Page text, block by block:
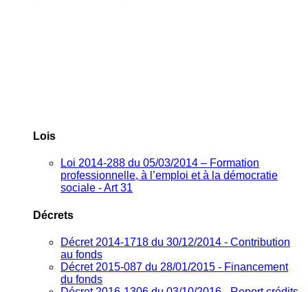
Lois
Loi 2014-288 du 05/03/2014 – Formation
professionnelle, à l’emploi et à la démocratie
sociale - Art 31
Décrets
Décret 2014-1718 du 30/12/2014 - Contribution
au fonds
Décret 2015-087 du 28/01/2015 - Financement
du fonds